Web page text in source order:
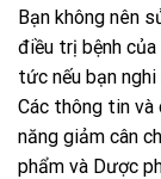
Bạn không nên
điều trị bệnh của
tức nếu bạn
Các thông tin và
năng giảm cân
phẩm và Dược